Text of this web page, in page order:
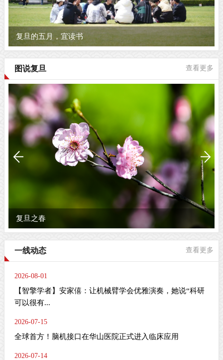
复旦大学2026届研究生毕业大片《...
图说复旦 查看更多
这一刻，笔尖有光！复旦等你，顶...
一线动态 查看更多
2026-08-01
【智擎学者】安家僖：让机械臂学会优雅演奏，她说“科研
可以很有...
2026-07-15
全球首方！脑机接口在华山医院正式进入临床应用
2026-07-14